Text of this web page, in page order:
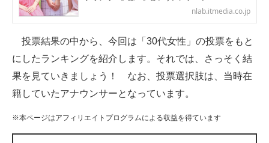
企業向けIT製品の総合サイト
IT製品の技術・比較・事例
製造業のIT導入・活用を支援
モノづくり技術者専門サイト
エレクトロニクス専門サイト
nlab.itmedia.co.jp
投票結果の中から、今回は「30代女性」の投票をもと
にしたランキングを紹介します。それでは、さっそく結
果を見ていきましょう！ なお、投票選択肢は、当時在
籍していたアナウンサーとなっています。
※本ページはアフィリエイトプログラムによる収益を得ています